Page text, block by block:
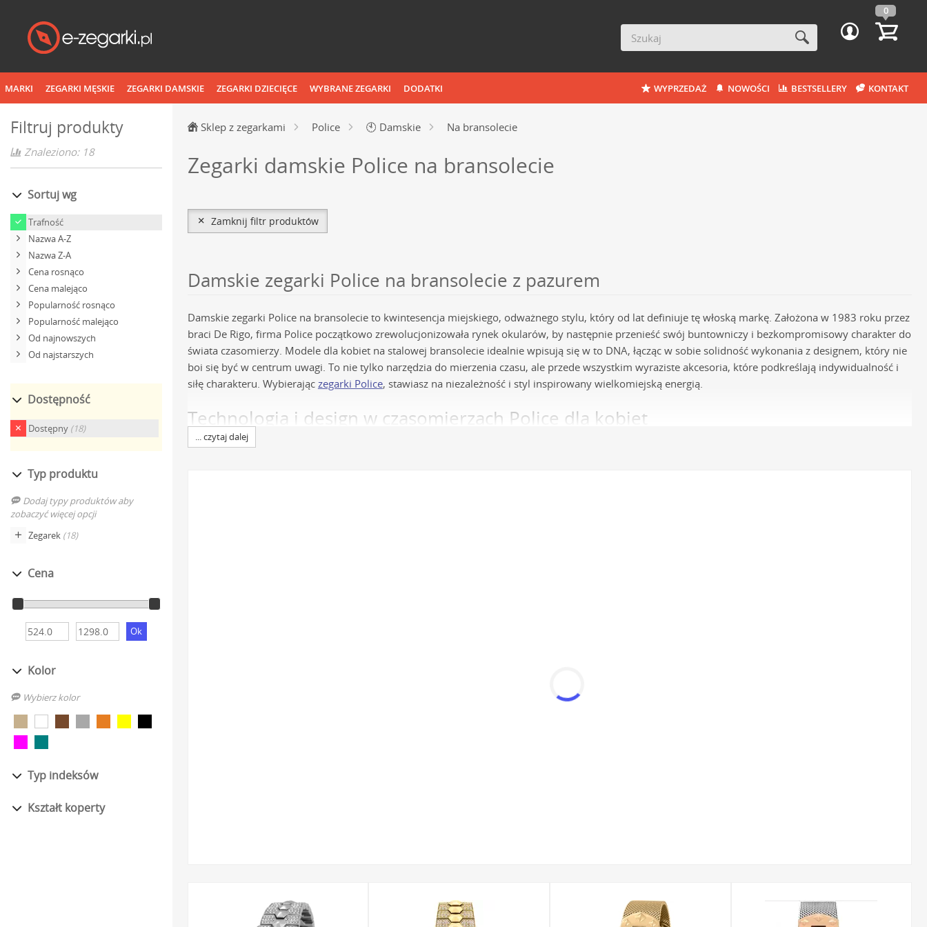
0
MARKI ZEGARKI MĘSKIE ZEGARKI DAMSKIE ZEGARKI DZIECIĘCE WYBRANE ZEGARKI DODATKI WYPRZEDAŻ NOWOŚCI BESTSELLERY KONTAKT
Filtruj produkty
Znaleziono: 18
Sortuj wg
Trafność
Nazwa A-Z
Nazwa Z-A
Cena rosnąco
Cena malejąco
Popularność rosnąco
Popularność malejąco
Od najnowszych
Od najstarszych
Dostępność
Dostępny (18)
Typ produktu
Dodaj typy produktów aby
zobaczyć więcej opcji
Zegarek (18)
Cena
Kolor
Wybierz kolor
Typ indeksów
Kształt koperty
Sklep z zegarkami Police 🕙 Damskie Na bransolecie
Zegarki damskie Police na bransolecie
Zamknij filtr produktów
Damskie zegarki Police na bransolecie z pazurem
Damskie zegarki Police na bransolecie to kwintesencja miejskiego, odważnego stylu, który od lat definiuje tę włoską markę. Założona w 1983 roku przez
braci De Rigo, firma Police początkowo zrewolucjonizowała rynek okularów, by następnie przenieść swój buntowniczy i bezkompromisowy charakter do
świata czasomierzy. Modele dla kobiet na stalowej bransolecie idealnie wpisują się w to DNA, łącząc w sobie solidność wykonania z designem, który nie
boi się być w centrum uwagi. To nie tylko narzędzia do mierzenia czasu, ale przede wszystkim wyraziste akcesoria, które podkreślają indywidualność i
siłę charakteru. Wybierając zegarki Police, stawiasz na niezależność i styl inspirowany wielkomiejską energią.
Technologia i design w czasomierzach Police dla kobiet
Dlaczego damski zegarek z oferty Police na bransolecie to doskonały wybór
... czytaj dalej